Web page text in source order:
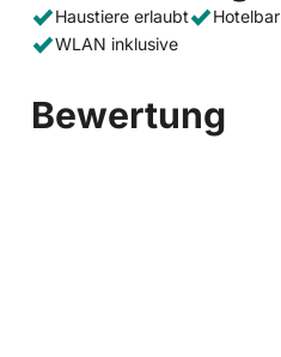
Haustiere erlaubt Hotelbar
WLAN inklusive
Bewertung